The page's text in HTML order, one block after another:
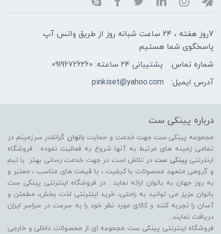
7روز هفته ، ۲۴ ساعت شبانه‌ روز از طریق واتس آپ
پاسخگوی شما هستیم
شماره تماس:
پشتیبانی ۲۴ ساعته: 09196726260
آدرس ایمیل:
pinkiset@yahoo.com
درباره پینکی ست
مجموعه پینکی ست جهت خدمت و حمایت بانوان گرانقدر سرزمینم در
تمامی زمینه های مرتبط به آنها شروع به فعالیت نموده . فروشگاه
اینترنتی پینکی ست در تلاش است در جهت خدمت رسانی بهتر با تیم
و گروهی متعهد محصولات با کیفیت ، با قیمت های مناسب ، معتبر و
به روز جهان به بانوان ارائه نماید . در فروشگاه اینترنتی پینکی ست
بانوان عزیز می توانيد به راحتی، خرید اینترنتی لذت بخش، مطمئن و
آسان را تجربه کنند و کالای مورد نظر خود را به سرعت در سراسر ایران
دریافت نمایند.
فروشگاه اینترنتی پینکی ست مجموعه ای از محصولات داخلی و خارجی